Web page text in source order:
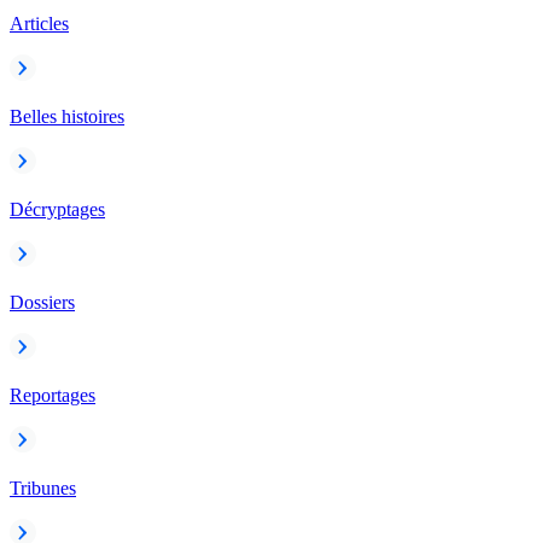
Articles
Belles histoires
Décryptages
Dossiers
Reportages
Tribunes